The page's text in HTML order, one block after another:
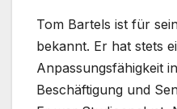
Tom Bartels ist für
bekannt. Er hat stets
Anpassungsfähigkeit
Beschäftigung und